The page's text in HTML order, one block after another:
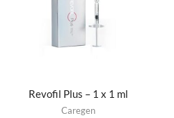
Revofil Plus – 1 x 1 ml
Caregen